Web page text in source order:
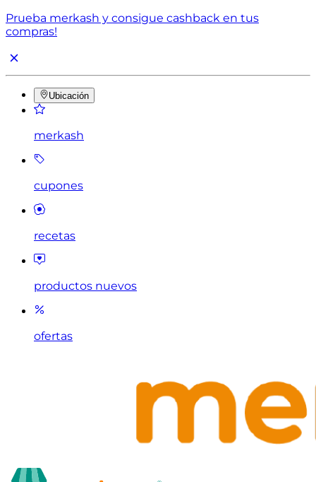
Prueba merkash y consigue cashback en tus
compras!
Ubicación
merkash
cupones
recetas
productos nuevos
ofertas